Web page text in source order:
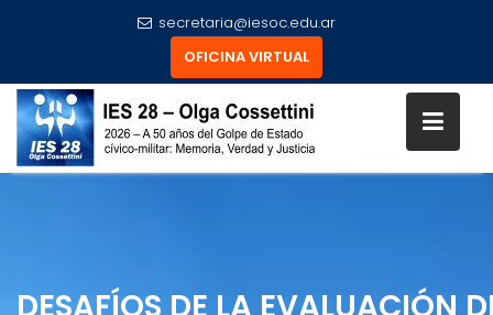
secretaria@iesoc.edu.ar
OFICINA VIRTUAL